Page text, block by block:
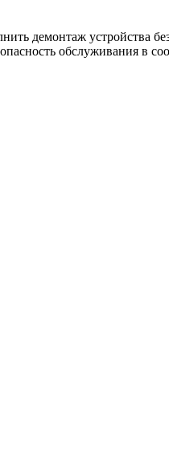
демонтаж устройства
обслуживания в